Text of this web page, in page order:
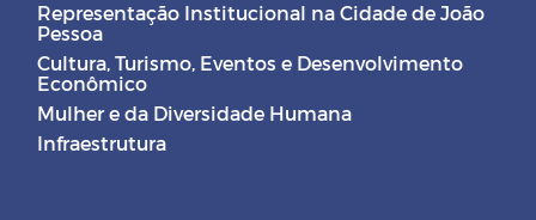
Representação Institucional na Cidade de João
Pessoa
Cultura, Turismo, Eventos e Desenvolvimento
Econômico
Mulher e da Diversidade Humana
Infraestrutura